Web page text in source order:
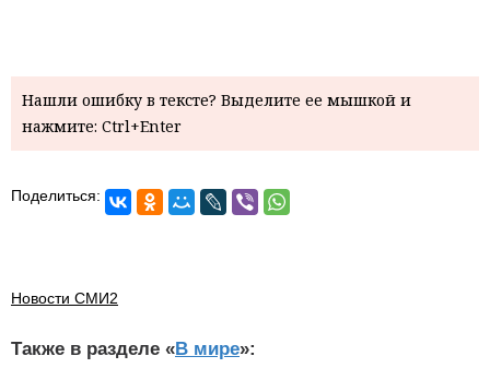
Нашли ошибку в тексте? Выделите ее мышкой и
нажмите: Ctrl+Enter
Поделиться:
Новости СМИ2
Также в разделе «В мире»: